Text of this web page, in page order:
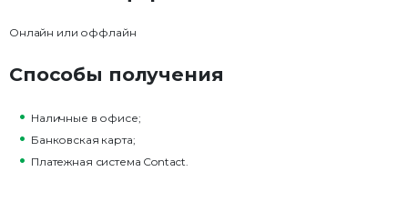
Онлайн или оффлайн
Способы получения
Наличные в офисе;
Банковская карта;
Платежная система Contact.